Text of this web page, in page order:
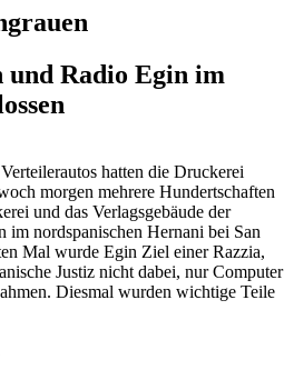
und Radio Egin im
hatten die Druckerei
morgen mehrere Hundertschaften
und das Verlagsgebäude der
im nordspanischen Hernani bei San
Mal wurde Egin Ziel einer Razzia,
Justiz nicht dabei, nur Computer
Diesmal wurden wichtige Teile